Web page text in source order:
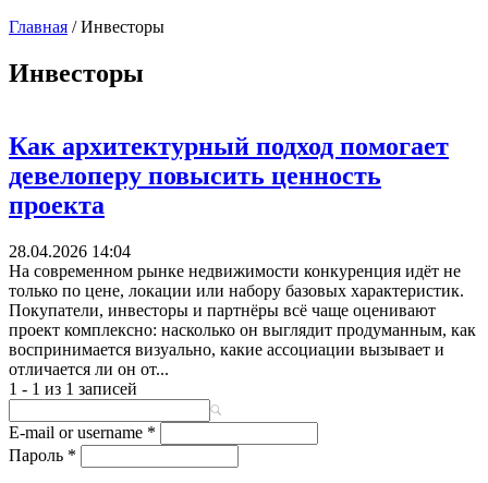
Главная / Инвесторы
Инвесторы
Как архитектурный подход помогает
девелоперу повысить ценность
проекта
28.04.2026 14:04
На современном рынке недвижимости конкуренция идёт не
только по цене, локации или набору базовых характеристик.
Покупатели, инвесторы и партнёры всё чаще оценивают
проект комплексно: насколько он выглядит продуманным, как
воспринимается визуально, какие ассоциации вызывает и
отличается ли он от...
1 - 1 из 1 записей
E-mail or username *
Пароль *